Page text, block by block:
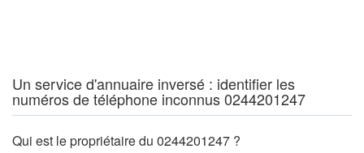
Un service d'annuaire inversé : identifier les
numéros de téléphone inconnus 0244201247
Qui est le propriétaire du 0244201247 ?